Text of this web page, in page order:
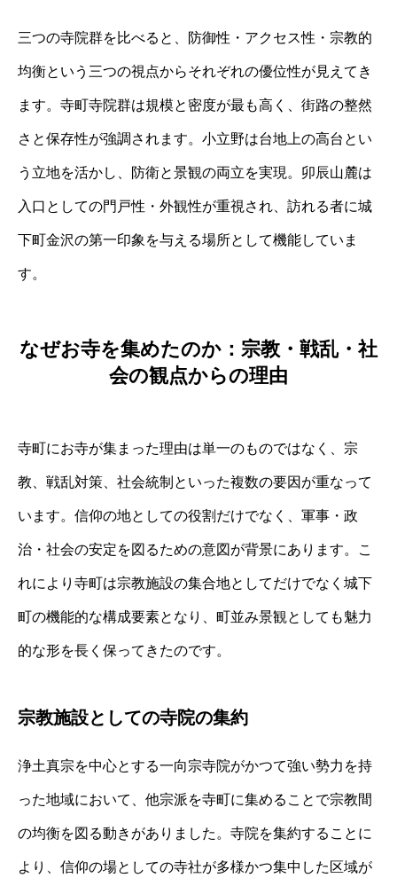
三つの寺院群を比べると、防御性・アクセス性・宗教的
均衡という三つの視点からそれぞれの優位性が見えてき
ます。寺町寺院群は規模と密度が最も高く、街路の整然
さと保存性が強調されます。小立野は台地上の高台とい
う立地を活かし、防衛と景観の両立を実現。卯辰山麓は
入口としての門戸性・外観性が重視され、訪れる者に城
下町金沢の第一印象を与える場所として機能していま
す。
なぜお寺を集めたのか：宗教・戦乱・社
会の観点からの理由
寺町にお寺が集まった理由は単一のものではなく、宗
教、戦乱対策、社会統制といった複数の要因が重なって
います。信仰の地としての役割だけでなく、軍事・政
治・社会の安定を図るための意図が背景にあります。こ
れにより寺町は宗教施設の集合地としてだけでなく城下
町の機能的な構成要素となり、町並み景観としても魅力
的な形を長く保ってきたのです。
宗教施設としての寺院の集約
浄土真宗を中心とする一向宗寺院がかつて強い勢力を持
った地域において、他宗派を寺町に集めることで宗教間
の均衡を図る動きがありました。寺院を集約することに
より、信仰の場としての寺社が多様かつ集中した区域が